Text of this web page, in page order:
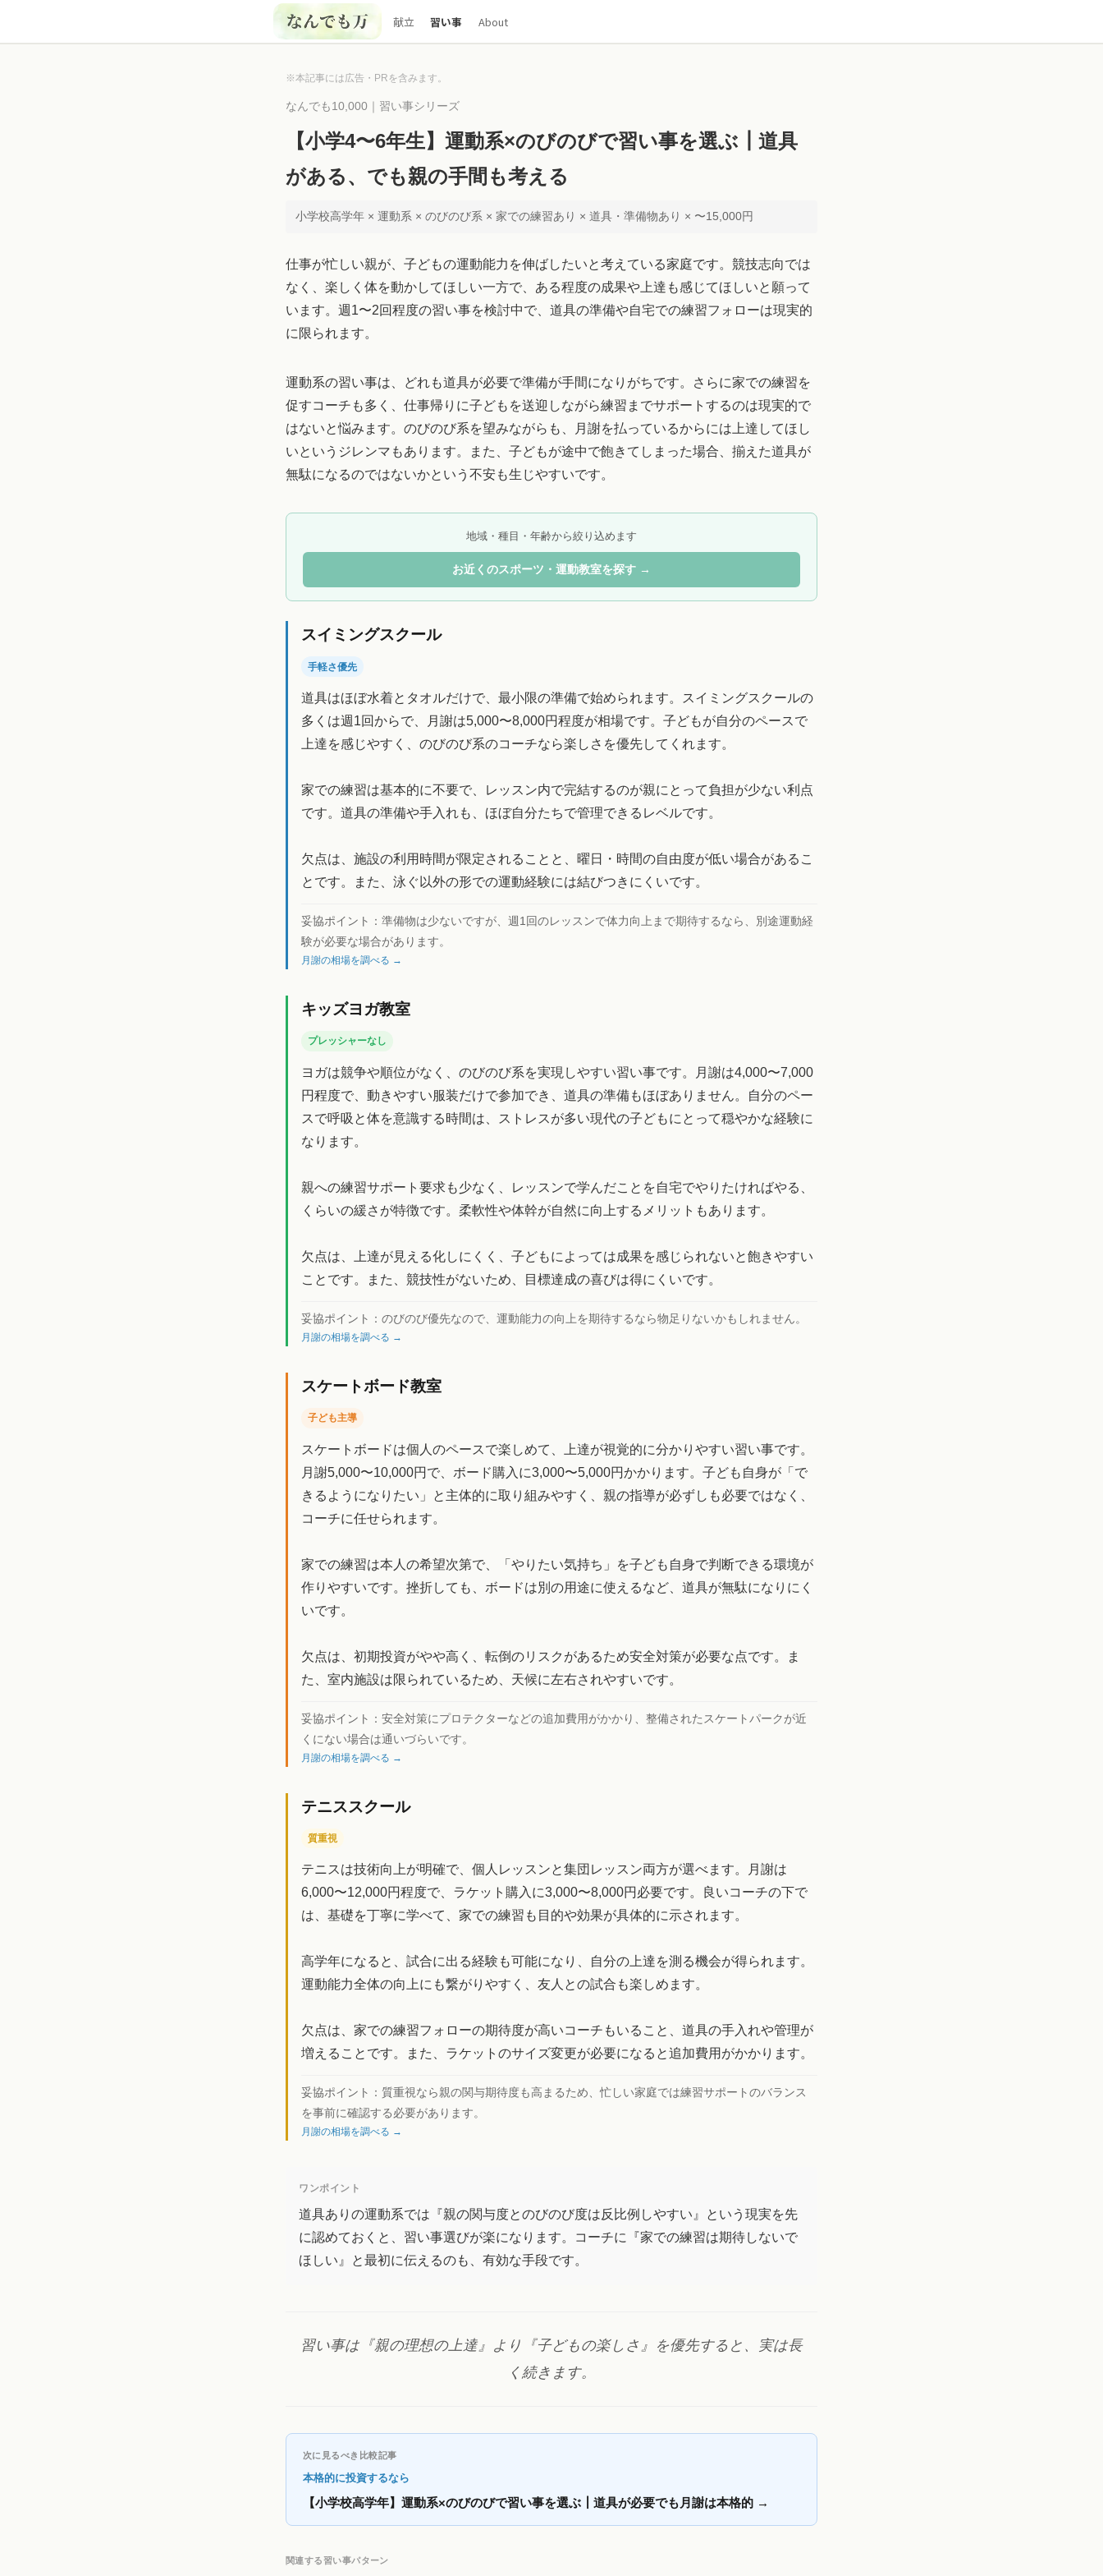
献立 習い事 About
※本記事には広告・PRを含みます。
なんでも10,000｜習い事シリーズ
【小学4〜6年生】運動系×のびのびで習い事を選ぶ┃道具
がある、でも親の手間も考える
小学校高学年 × 運動系 × のびのび系 × 家での練習あり × 道具・準備物あり × 〜15,000円
仕事が忙しい親が、子どもの運動能力を伸ばしたいと考えている家庭です。競技志向では
なく、楽しく体を動かしてほしい一方で、ある程度の成果や上達も感じてほしいと願って
います。週1〜2回程度の習い事を検討中で、道具の準備や自宅での練習フォローは現実的
に限られます。
運動系の習い事は、どれも道具が必要で準備が手間になりがちです。さらに家での練習を
促すコーチも多く、仕事帰りに子どもを送迎しながら練習までサポートするのは現実的で
はないと悩みます。のびのび系を望みながらも、月謝を払っているからには上達してほし
いというジレンマもあります。また、子どもが途中で飽きてしまった場合、揃えた道具が
無駄になるのではないかという不安も生じやすいです。
地域・種目・年齢から絞り込めます
お近くのスポーツ・運動教室を探す →
スイミングスクール
手軽さ優先
道具はほぼ水着とタオルだけで、最小限の準備で始められます。スイミングスクールの
多くは週1回からで、月謝は5,000〜8,000円程度が相場です。子どもが自分のペースで
上達を感じやすく、のびのび系のコーチなら楽しさを優先してくれます。
家での練習は基本的に不要で、レッスン内で完結するのが親にとって負担が少ない利点
です。道具の準備や手入れも、ほぼ自分たちで管理できるレベルです。
欠点は、施設の利用時間が限定されることと、曜日・時間の自由度が低い場合があるこ
とです。また、泳ぐ以外の形での運動経験には結びつきにくいです。
妥協ポイント： 準備物は少ないですが、週1回のレッスンで体力向上まで期待するなら、別途運動経
験が必要な場合があります。
月謝の相場を調べる →
キッズヨガ教室
プレッシャーなし
ヨガは競争や順位がなく、のびのび系を実現しやすい習い事です。月謝は4,000〜7,000
円程度で、動きやすい服装だけで参加でき、道具の準備もほぼありません。自分のペー
スで呼吸と体を意識する時間は、ストレスが多い現代の子どもにとって穏やかな経験に
なります。
親への練習サポート要求も少なく、レッスンで学んだことを自宅でやりたければやる、
くらいの緩さが特徴です。柔軟性や体幹が自然に向上するメリットもあります。
欠点は、上達が見える化しにくく、子どもによっては成果を感じられないと飽きやすい
ことです。また、競技性がないため、目標達成の喜びは得にくいです。
妥協ポイント： のびのび優先なので、運動能力の向上を期待するなら物足りないかもしれません。
月謝の相場を調べる →
スケートボード教室
子ども主導
スケートボードは個人のペースで楽しめて、上達が視覚的に分かりやすい習い事です。
月謝5,000〜10,000円で、ボード購入に3,000〜5,000円かかります。子ども自身が「で
きるようになりたい」と主体的に取り組みやすく、親の指導が必ずしも必要ではなく、
コーチに任せられます。
家での練習は本人の希望次第で、「やりたい気持ち」を子ども自身で判断できる環境が
作りやすいです。挫折しても、ボードは別の用途に使えるなど、道具が無駄になりにく
いです。
欠点は、初期投資がやや高く、転倒のリスクがあるため安全対策が必要な点です。ま
た、室内施設は限られているため、天候に左右されやすいです。
妥協ポイント： 安全対策にプロテクターなどの追加費用がかかり、整備されたスケートパークが近
くにない場合は通いづらいです。
月謝の相場を調べる →
テニススクール
質重視
テニスは技術向上が明確で、個人レッスンと集団レッスン両方が選べます。月謝は
6,000〜12,000円程度で、ラケット購入に3,000〜8,000円必要です。良いコーチの下で
は、基礎を丁寧に学べて、家での練習も目的や効果が具体的に示されます。
高学年になると、試合に出る経験も可能になり、自分の上達を測る機会が得られます。
運動能力全体の向上にも繋がりやすく、友人との試合も楽しめます。
欠点は、家での練習フォローの期待度が高いコーチもいること、道具の手入れや管理が
増えることです。また、ラケットのサイズ変更が必要になると追加費用がかかります。
妥協ポイント： 質重視なら親の関与期待度も高まるため、忙しい家庭では練習サポートのバランス
を事前に確認する必要があります。
月謝の相場を調べる →
ワンポイント
道具ありの運動系では『親の関与度とのびのび度は反比例しやすい』という現実を先
に認めておくと、習い事選びが楽になります。コーチに『家での練習は期待しないで
ほしい』と最初に伝えるのも、有効な手段です。
習い事は『親の理想の上達』より『子どもの楽しさ』を優先すると、実は長
く続きます。
次に見るべき比較記事
本格的に投資するなら
【小学校高学年】運動系×のびのびで習い事を選ぶ┃道具が必要でも月謝は本格的 →
関連する習い事パターン